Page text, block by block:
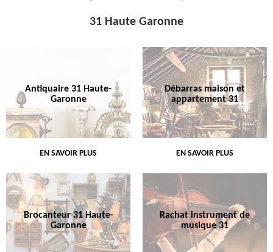
31 Haute Garonne
Antiquaire 31 Haute-
Garonne
EN SAVOIR PLUS
Débarras maison et
appartement 31
EN SAVOIR PLUS
Brocanteur 31 Haute-
Garonne
Rachat instrument de
musique 31